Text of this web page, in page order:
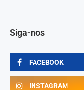
Siga-nos
FACEBOOK
INSTAGRAM